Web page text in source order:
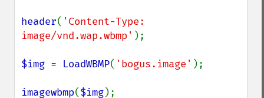
header( 'Content-Type:
image/vnd.wap.wbmp' );
$img = LoadWBMP( 'bogus.image' );
imagewbmp($img